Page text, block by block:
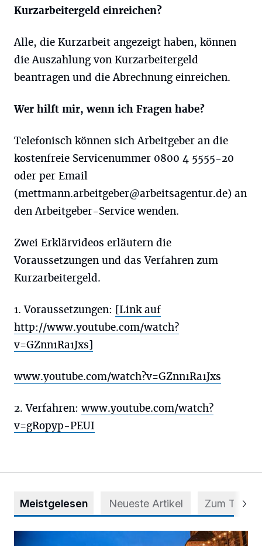
Kurzarbeitergeld einreichen?
Alle, die Kurzarbeit angezeigt haben, können
die Auszahlung von Kurzarbeitergeld
beantragen und die Abrechnung einreichen.
Wer hilft mir, wenn ich Fragen habe?
Telefonisch können sich Arbeitgeber an die
kostenfreie Servicenummer 0800 4 5555-20
oder per Email
(mettmann.arbeitgeber@arbeitsagentur.de) an
den Arbeitgeber-Service wenden.
Zwei Erklärvideos erläutern die
Voraussetzungen und das Verfahren zum
Kurzarbeitergeld.
1. Voraussetzungen: [Link auf
http://www.youtube.com/watch?
v=GZnn1Ra1Jxs]
www.youtube.com/watch?v=GZnn1Ra1Jxs
2. Verfahren:www.youtube.com/watch?
v=gRopyp-PEUI
Meistgelesen Neueste Artikel Zum Thema